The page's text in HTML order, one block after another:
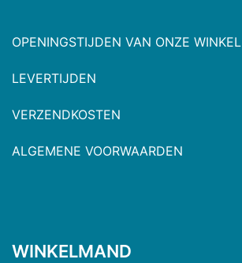
OPENINGSTIJDEN VAN ONZE WINKEL
LEVERTIJDEN
VERZENDKOSTEN
ALGEMENE VOORWAARDEN
WINKELMAND